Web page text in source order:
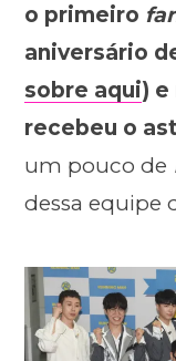
o primeiro
aniversário
sobre aqui)
recebeu o
um pouco de
dessa equipe